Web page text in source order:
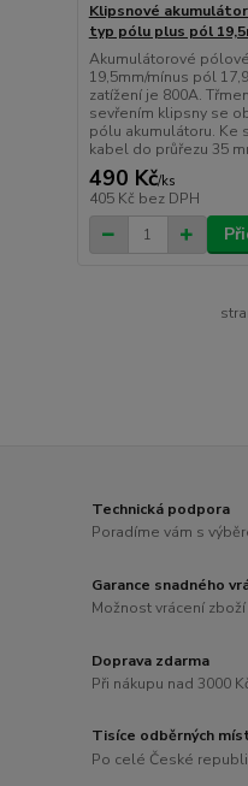
Klipsnové
typ pólu plus pól
Akumulátorové
19,5mm/mínus pól
zatížení je 800A.
sevřením klipsny se
pólu akumulátoru. Ke
kabel do průřezu 35
490 Kč/ks
405 Kč bez DPH
Technická podpora
Poradíme vám s
Garance snadného
Možnost vrácení
Doprava zdarma
Při nákupu nad 3000
Tisíce odběrných
Po celé České